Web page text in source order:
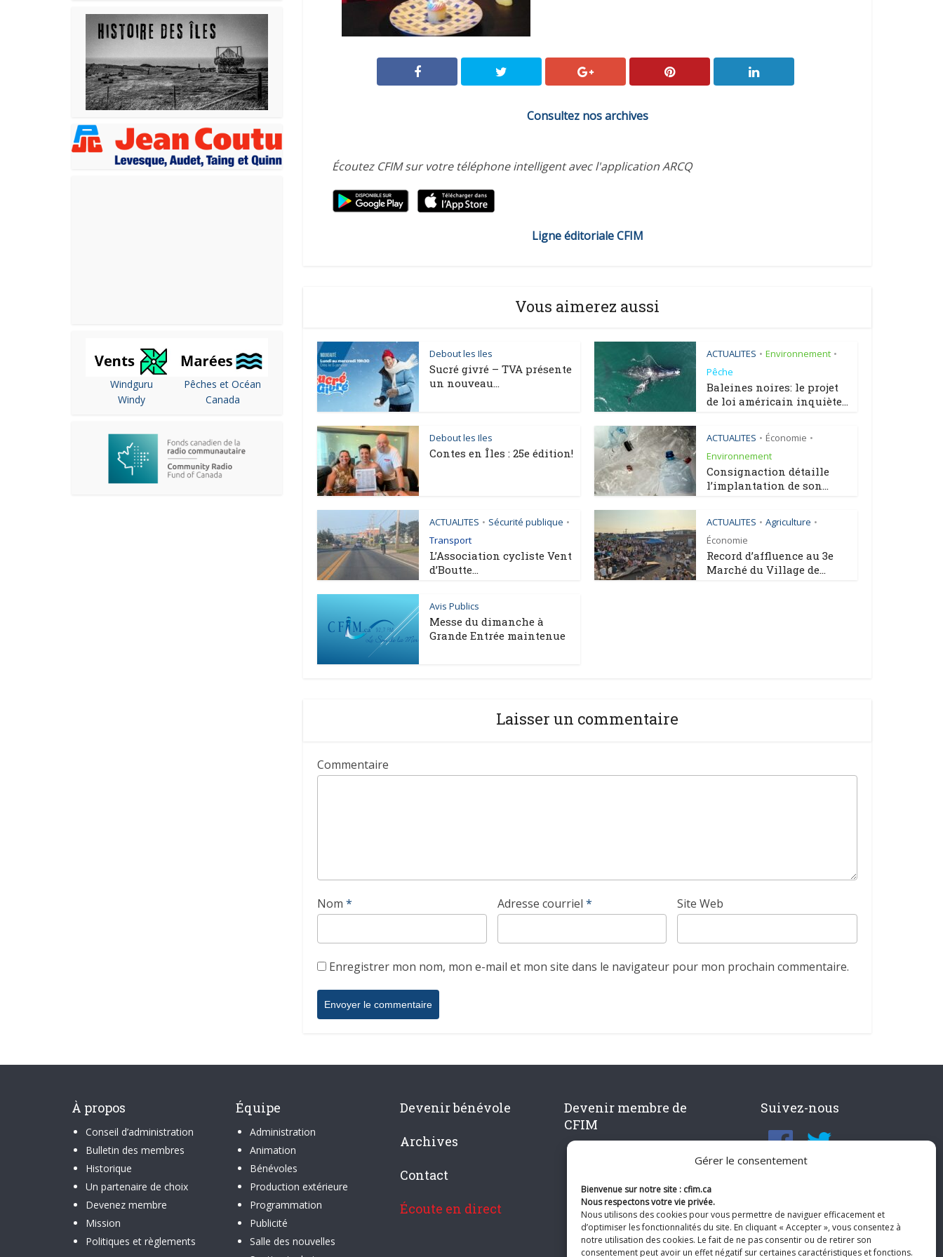
Gérer le consentement
Bienvenue sur notre site : cfim.ca
Nous respectons votre vie privée.
Nous utilisons des cookies pour vous permettre de naviguer efficacement et
d’optimiser les fonctionnalités du site. En cliquant « Accepter », vous consentez à
notre utilisation des cookies. Le fait de ne pas consentir ou de retirer son
consentement peut avoir un effet négatif sur certaines caractéristiques et fonctions.
Windguru
Windy
Pêches et Océan
Canada
Consultez nos archives
Écoutez CFIM sur votre téléphone intelligent avec l'application ARCQ
Ligne éditoriale CFIM
Vous aimerez aussi
Debout les Iles
Sucré givré – TVA présente
un nouveau...
ACTUALITES • Environnement •
Pêche
Baleines noires: le projet
de loi américain inquiète...
Debout les Iles
Contes en Îles : 25e édition!
ACTUALITES • Économie •
Environnement
Consignaction détaille
l’implantation de son...
ACTUALITES • Sécurité publique •
Transport
L’Association cycliste Vent
d’Boutte...
ACTUALITES • Agriculture •
Économie
Record d’affluence au 3e
Marché du Village de...
Avis Publics
Messe du dimanche à
Grande Entrée maintenue
Laisser un commentaire
Commentaire
Nom * Adresse courriel * Site Web
Enregistrer mon nom, mon e-mail et mon site dans le navigateur pour mon prochain commentaire.
À propos
Conseil d’administration
Bulletin des membres
Historique
Un partenaire de choix
Devenez membre
Mission
Politiques et règlements
Équipe
Administration
Animation
Bénévoles
Production extérieure
Programmation
Publicité
Salle des nouvelles
Devenir bénévole
Archives
Contact
Écoute en direct
Devenir membre de
CFIM
Suivez-nous